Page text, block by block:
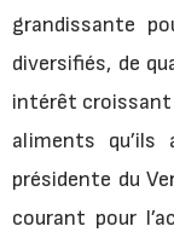
grandissante
diversifiés, de
intérêt croissant
aliments qu’ils
présidente du
courant pour